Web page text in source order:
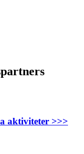
aktiviteter >>>